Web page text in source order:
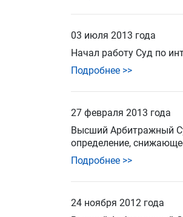
03 июля 2013 года
Начал работу Суд по
Подробнее >>
27 февраля 2013 года
Высший Арбитражный
определение,
Подробнее >>
24 ноября 2012 года